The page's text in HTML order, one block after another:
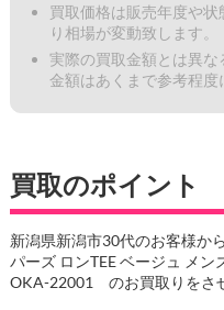
買取価格は販売年度や
り相場が変動致します。
実際の買取金額とは異
金額はあくまで参考程度
買取のポイント
新潟県新潟市30代のお客様か
パーズ ロンTEE ベージュ メ
OKA-22001 のお買取りをさ